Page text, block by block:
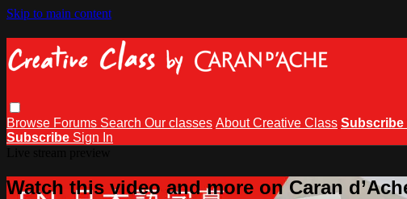
Skip to main content
Browse Forums Search Our classes About Creative Class Subscribe
Subscribe Sign In
Watch this video and more on Caran